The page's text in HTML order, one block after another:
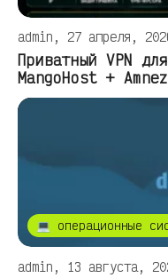
admin, 27 апреля,
Приватный VPN
MangoHost +
💻 операционные
admin, 13 августа,